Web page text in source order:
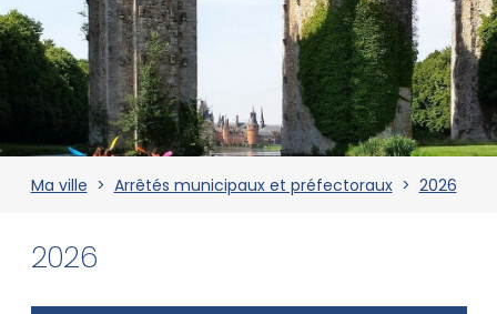
Ma ville > Arrêtés municipaux et préfectoraux> 2026
2026